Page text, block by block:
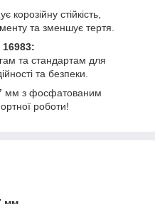
стійкість,
та зменшує тертя.
16983:
та стандартам для
та безпеки.
мм з фосфатованим
роботи!